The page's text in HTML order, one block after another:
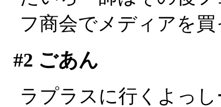
フ商会でメディアを
#2 ごあん
ラプラスに行くよっ